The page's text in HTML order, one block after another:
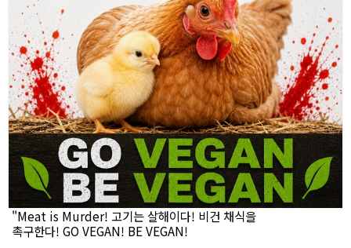
"Meat is Murder! 고기는 살해이다! 비건 채식을
촉구한다! GO VEGAN! BE VEGAN!